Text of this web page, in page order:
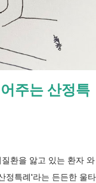
지속 확대 계속 추진 ※
등을 거쳐 시행될 예정
있을까요? 이번 보건
셨습니다. "부모와 같이
야만 받을 수 있는 건가
는 이유만으로 장애인연
번 업무계획에 포함된
다릅니다. 구분 장애인
주는 산정특
환을 앓고 있는 환자 와
정특례'라는 든든한 울타